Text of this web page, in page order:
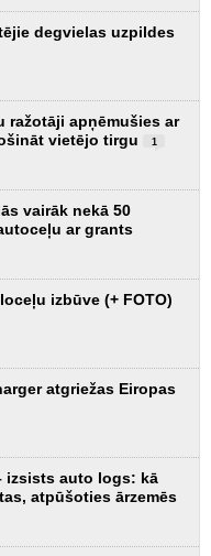
degvielas uzpildes
ražotāji apņēmušies ar
vietējo tirgu
1
vairāk nekā 50
ar grants
izbūve (+ FOTO)
atgriežas Eiropas
izsists auto logs: kā
atpūšoties ārzemēs